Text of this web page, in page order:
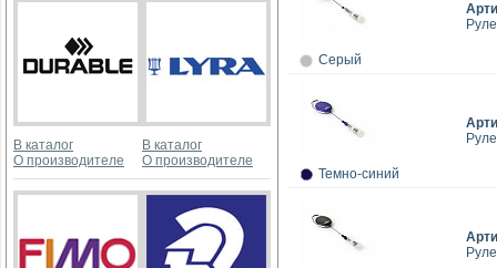
В каталог
О производителе
В каталог
О производителе
Серый
Темно-синий